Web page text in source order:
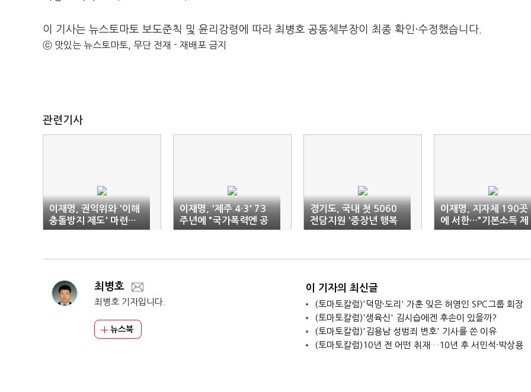
이 기사는 뉴스토마토 보도준칙 및 윤리강령에 따라 최병호 공동체부장이 최종 확인·수정했습니다.
ⓒ 맛있는 뉴스토마토, 무단 전재 - 재배포 금지
관련기사
이재명, 권익위와 '이해
충돌방지 제도' 마련…
공직기강 이슈 선점
이재명, '제주 4·3' 73
주년에 "국가폭력엔 공
소시효 없다"
경기도, 국내 첫 5060
전담지원 '중장년 행복
캠퍼스' 운영
이재명, 지자체 190곳
에 서한…"기본소득 제
도화 힘 모으자"
최병호
최병호 기자입니다.
뉴스북
이 기자의 최신글
(토마토칼럼)'덕망·도리' 가훈 잊은 허영인 SPC그룹 회장
(토마토칼럼)'생육신' 김시습에겐 후손이 있을까?
(토마토칼럼)'김용남 성범죄 변호' 기사를 쓴 이유
(토마토칼럼)10년 전 어떤 취재…10년 후 서민석·박상용